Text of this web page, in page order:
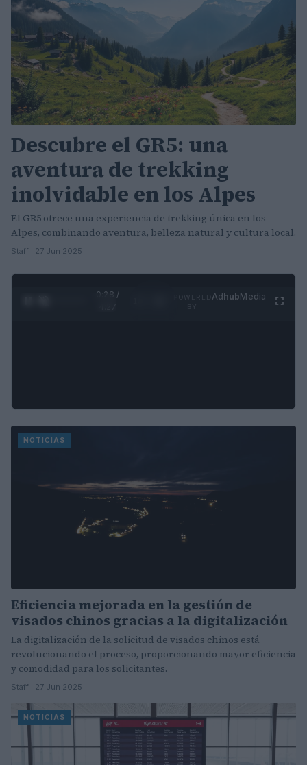
Descubre el GR5: una
aventura de trekking
inolvidable en los Alpes
El GR5 ofrece una experiencia de trekking única en los
Alpes, combinando aventura, belleza natural y cultura local.
Staff · 27 Jun 2025
0:30 /
AdhubMedia
NOTICIAS
Eficiencia mejorada en la gestión de
visados chinos gracias a la digitalización
La digitalización de la solicitud de visados chinos está
revolucionando el proceso, proporcionando mayor eficiencia
y comodidad para los solicitantes.
Staff · 27 Jun 2025
NOTICIAS